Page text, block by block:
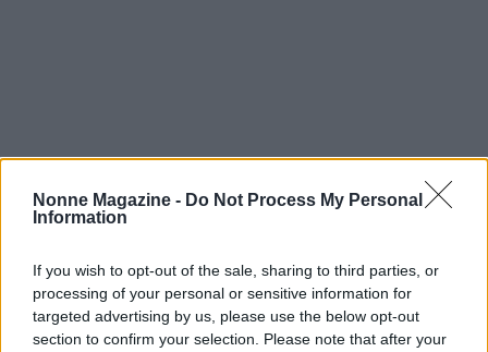
Nonne Magazine - Do Not Process My Personal
Information
If you wish to opt-out of the sale, sharing to third parties, or
processing of your personal or sensitive information for
targeted advertising by us, please use the below opt-out
section to confirm your selection. Please note that after your
Per evitare interruzioni è consigliabile controllare
documentazione e usare i canali di supporto in
caso di incertezza. Contattare una sede
INCA CGIL
o gli uffici dell’INPSpresso l’estero può fare la